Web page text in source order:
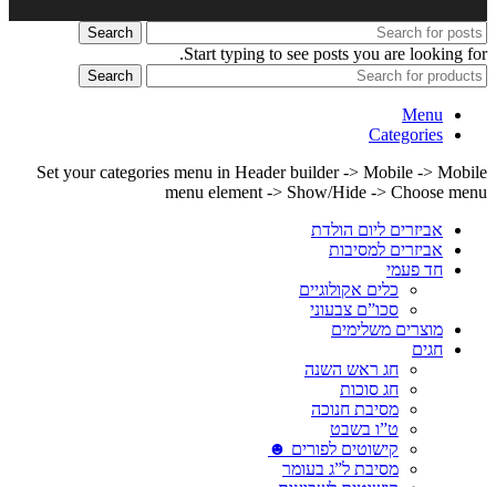
Search
Start typing to see posts you are looking for.
Search
Menu
Categories
Set your categories menu in Header builder -> Mobile -> Mobile
menu element -> Show/Hide -> Choose menu
אביזרים ליום הולדת
אביזרים למסיבות
חד פעמי
כלים אקולוגיים
סכו”ם צבעוני
מוצרים משלימים
חגים
חג ראש השנה
חג סוכות
מסיבת חנוכה
ט”ו בשבט
קישוטים לפורים ☻
מסיבת ל”ג בעומר